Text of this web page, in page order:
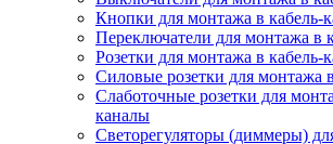
Кнопки для монтажа в кабель-
Переключатели для монтажа в
Розетки для монтажа в кабель-
Силовые розетки для монтажа
Слаботочные розетки для
каналы
Светорегуляторы (диммеры)